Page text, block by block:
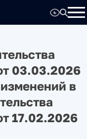
03.03.2026
в
17.02.2026